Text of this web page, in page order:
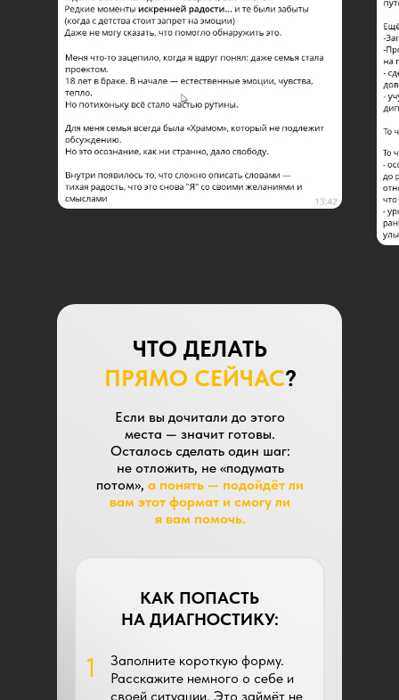
1
ЧТО ДЕЛАТЬ
ПРЯМО СЕЙЧАС?
Если вы дочитали до этого
места — значит готовы.
Осталось сделать один шаг:
не отложить, не «подумать
потом», а понять — подойдёт ли
вам этот формат и смогу ли
я вам помочь.
Заполните короткую форму.
Расскажите немного о себе и
своей ситуации. Это займёт не
КАК ПОПАСТЬ
НА ДИАГНОСТИКУ: